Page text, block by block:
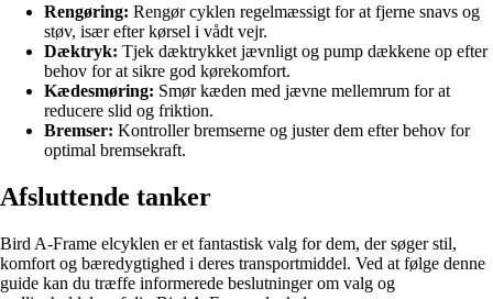
Rengøring: Rengør cyklen regelmæssigt for at fjerne snavs og
støv, især efter kørsel i vådt vejr.
Dæktryk: Tjek dæktrykket jævnligt og pump dækkene op efter
behov for at sikre god kørekomfort.
Kædesmøring: Smør kæden med jævne mellemrum for at
reducere slid og friktion.
Bremser: Kontroller bremserne og juster dem efter behov for
optimal bremsekraft.
Afsluttende tanker
Bird A-Frame elcyklen er et fantastisk valg for dem, der søger stil,
komfort og bæredygtighed i deres transportmiddel. Ved at følge denne
guide kan du træffe informerede beslutninger om valg og